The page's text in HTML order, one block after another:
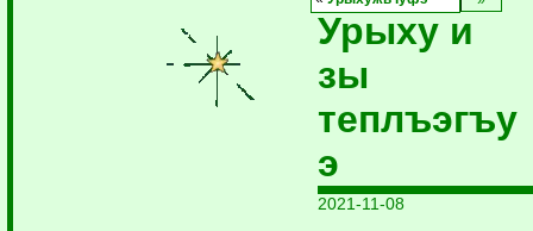
Урыху и
зы
теплъэгъу
э
2021-11-08